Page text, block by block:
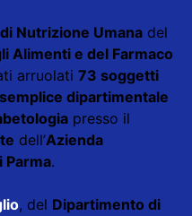
Nutrizione Umana del
Alimenti e del Farmaco
arruolati 73 soggetti
dipartimentale
presso il
dell’Azienda
Parma.
, del Dipartimento di